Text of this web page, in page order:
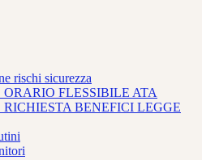
rischi sicurezza
FLESSIBILE ATA
BENEFICI LEGGE